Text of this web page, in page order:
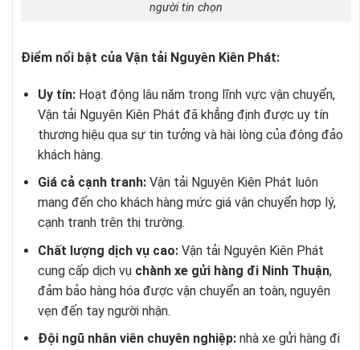
người tin chọn
Điểm nổi bật của Vận tải Nguyên Kiên Phát:
Uy tín:Hoạt động lâu năm trong lĩnh vực vận chuyển,
Vận tải Nguyên Kiên Phát đã khẳng định được uy tín
thương hiệu qua sự tin tưởng và hài lòng của đông đảo
khách hàng.
Giá cả cạnh tranh:Vận tải Nguyên Kiên Phát luôn
mang đến cho khách hàng mức giá vận chuyển hợp lý,
cạnh tranh trên thị trường.
Chất lượng dịch vụ cao:Vận tải Nguyên Kiên Phát
cung cấp dịch vụ chành xe gửi hàng đi Ninh Thuận,
đảm bảo hàng hóa được vận chuyển an toàn, nguyên
vẹn đến tay người nhận.
Đội ngũ nhân viên chuyên nghiệp:nhà xe gửi hàng đi